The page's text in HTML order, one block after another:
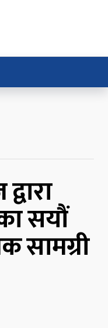
सयौं
सामग्री